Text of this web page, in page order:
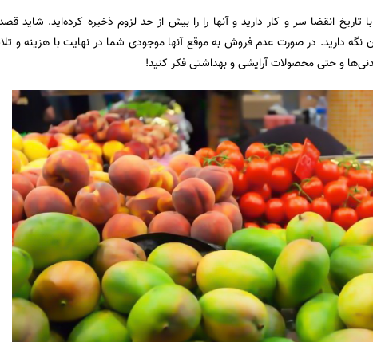
انقضا سر و کار دارید و آنها را را بیش از حد لزوم ذخیره کرده‌‌اید. شاید
نگه دارید. در صورت عدم فروش به موقع آنها موجودی شما در نهایت با هزینه و
و حتی محصولات آرایشی و بهداشتی فکر کنید!